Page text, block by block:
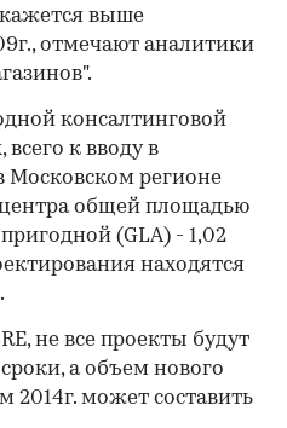
выше
отмечают аналитики
консалтинговой
к вводу в
Московском регионе
общей площадью
(GLA) - 1,02
находятся
не все проекты будут
а объем нового
2014г. может составить